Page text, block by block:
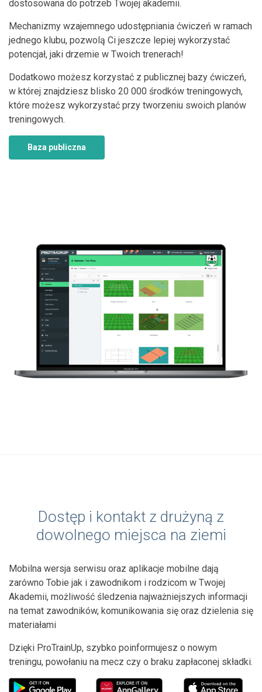
dostosowana do potrzeb Twojej akademii.
Mechanizmy wzajemnego udostępniania ćwiczeń w ramach
jednego klubu, pozwolą Ci jeszcze lepiej wykorzystać
potencjał, jaki drzemie w Twoich trenerach!
Dodatkowo możesz korzystać z publicznej bazy ćwiczeń,
w której znajdziesz blisko 20 000 środków treningowych,
które możesz wykorzystać przy tworzeniu swoich planów
treningowych.
Baza publiczna
Dostęp i kontakt z drużyną z
dowolnego miejsca na ziemi
Mobilna wersja serwisu oraz aplikacje mobilne dają
zarówno Tobie jak i zawodnikom i rodzicom w Twojej
Akademii, możliwość śledzenia najważniejszych informacji
na temat zawodników, komunikowania się oraz dzielenia się
materiałami
Dzięki ProTrainUp, szybko poinformujesz o nowym
treningu, powołaniu na mecz czy o braku zapłaconej składki.